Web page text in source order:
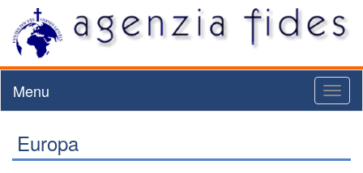
Menu
Europa